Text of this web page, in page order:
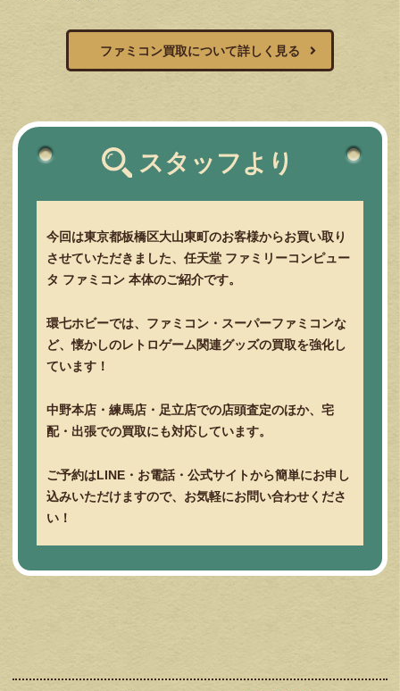
ファミコン買取について詳しく見る
スタッフより
今回は東京都板橋区大山東町のお客様からお買い取り
させていただきました、任天堂 ファミリーコンピュー
タ ファミコン 本体のご紹介です。
環七ホビーでは、ファミコン・スーパーファミコンな
ど、懐かしのレトロゲーム関連グッズの買取を強化し
ています！
中野本店・練馬店・足立店での店頭査定のほか、宅
配・出張での買取にも対応しています。
ご予約はLINE・お電話・公式サイトから簡単にお申し
込みいただけますので、お気軽にお問い合わせくださ
い！